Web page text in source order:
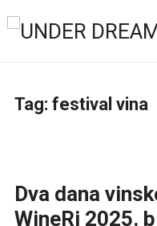
Tag: festival vina
Dva dana
WineRi 2025.